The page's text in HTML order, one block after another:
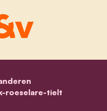
roeselare-tielt
onze voorstellen voor